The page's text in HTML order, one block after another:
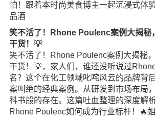
怕！跟着本时尚美食博主一起沉浸式体
品酒
笑不活了！Rhone Poulenc案例大揭秘
干货！💡
笑不活了！Rhone Poulenc案例大揭秘
干货！💡，家人们，谁还没听说过
名？这个在化工领域叱咤风云的品牌背
案叫绝的经典案例。从研发到市场布局
科书般的存在。这篇吐血整理的深度解
Rhone Poulenc如何成为行业标杆！🔥